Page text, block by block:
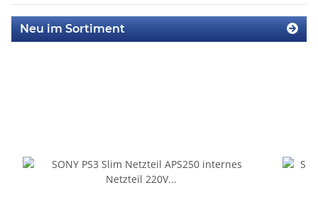
Neu im Sortiment